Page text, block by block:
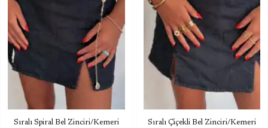
Sıralı Spiral Bel Zinciri/Kemeri Sıralı Çiçekli Bel Zinciri/Kemeri